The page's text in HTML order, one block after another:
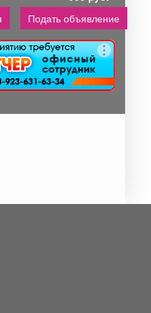
руб.
Мягкая игрушка
«Щеночки»
1300
Подать объявление